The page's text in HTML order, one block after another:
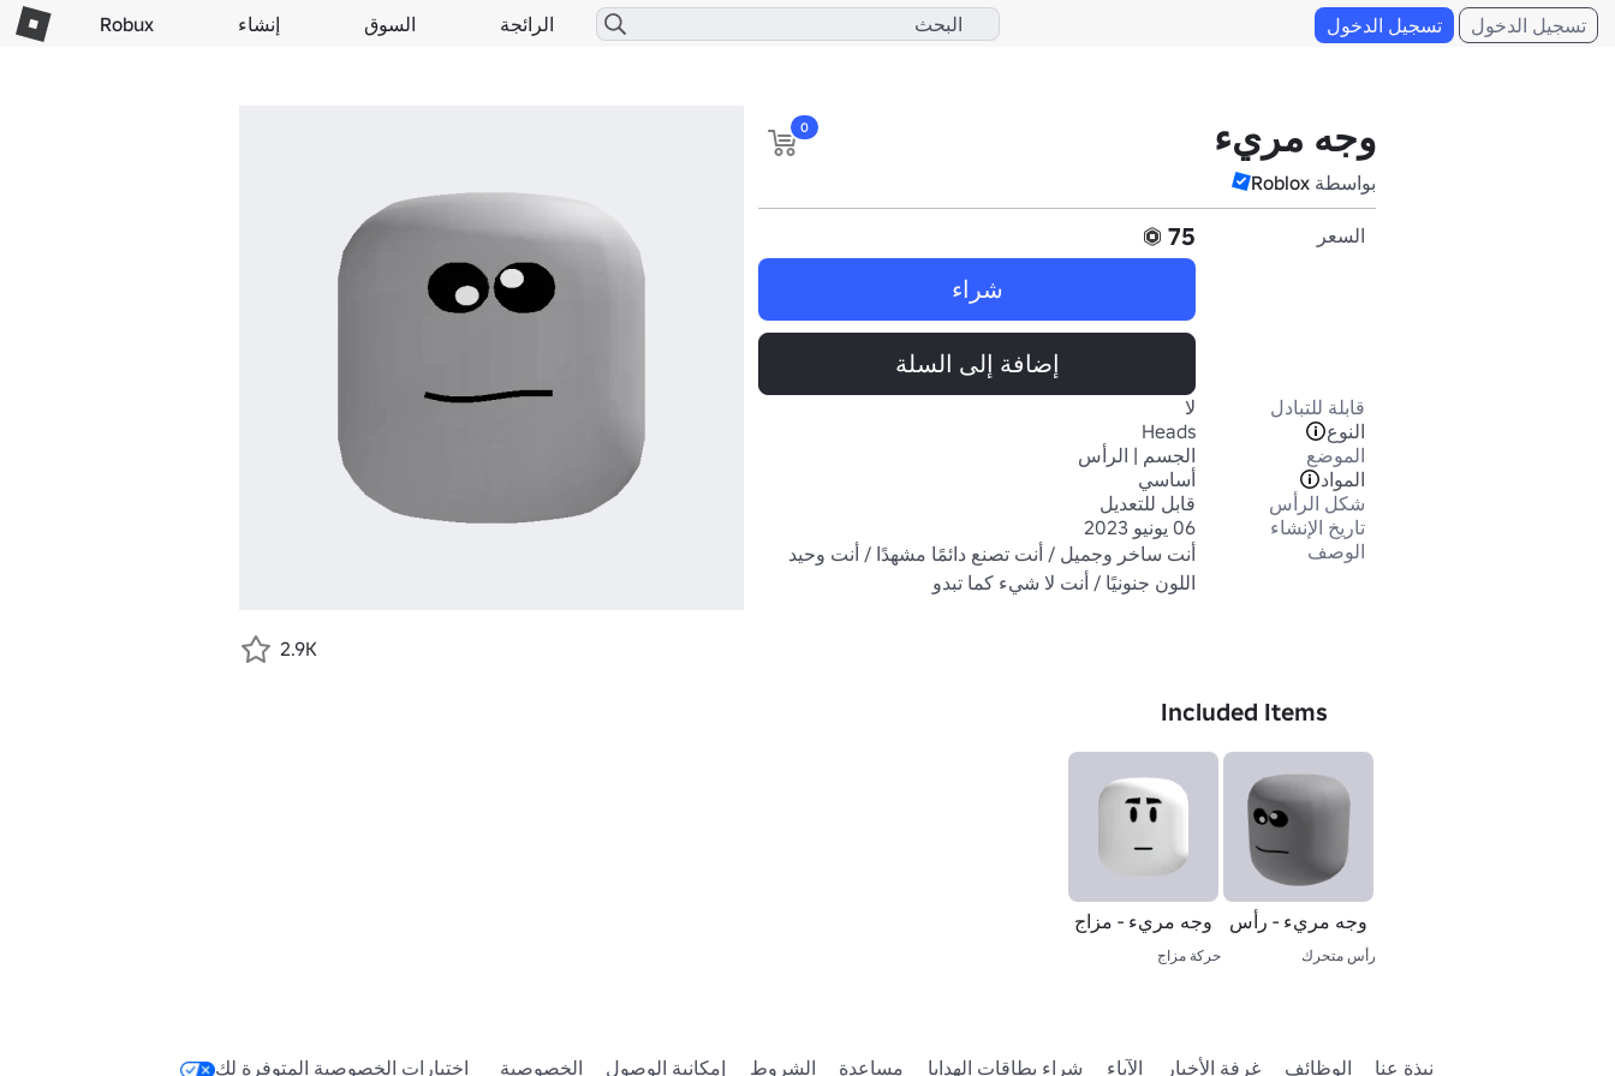
الرائجة السوق إنشاء Robux تسجيل الدخول تسجيل الدخول
وجه مريء
بواسطة Roblox
0
السعر
75
شراء
إضافة إلى السلة
قابلة للتبادل
لا
النوع
Heads
الموضع
الجسم | الرأس
المواد
أساسي
شكل الرأس
قابل للتعديل
تاريخ الإنشاء
06 يونيو 2023
الوصف
اللون جنونيًا / أنت لا شيء كما تبدو
2.9K
Included Items
وجه مريء - رأس
رأس متحرك
وجه مريء - مزاج
حركة مزاج
نبذة عنا الوظائف غرفة الأخبار الآباء شراء بطاقات الهدايا مساعدة الشروط إمكانية الوصول الخصوصية اختيارات الخصوصية المتوفرة لك